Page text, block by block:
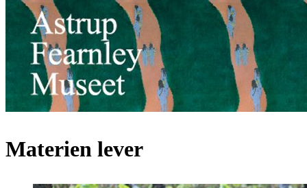
Materien lever